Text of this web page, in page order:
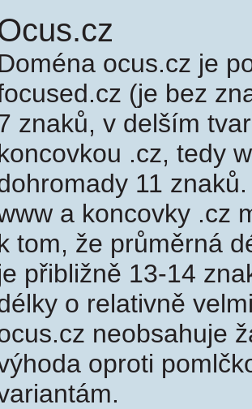
ocus.cz je
(je bez
znaků, v delším
.cz, tedy
11
a koncovky .cz
tom, že průměrná
přibližně 13-14
o relativně
neobsahuje
oproti